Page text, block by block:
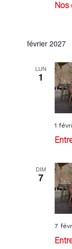
Nos
février 2027
LUN
1
1
DIM
7
7